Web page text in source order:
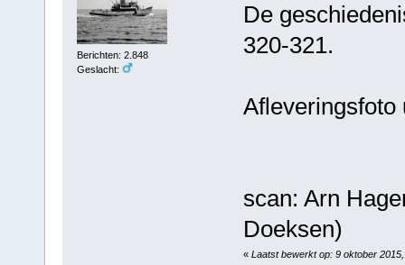
Berichten: 2.848
Geslacht:
De
320-321.
Afleveringsfoto
scan: Arn
Doeksen)
« Laatst bewerkt op: 9 oktober